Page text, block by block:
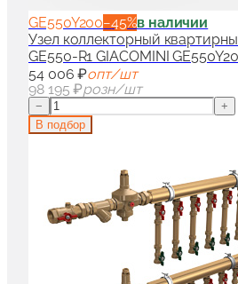
GE550Y200−45%в наличии
Узел коллекторный
GE550-R1 GIACOMINI
54 006 ₽опт/шт
98 195 ₽розн/шт
−
+
В подбор